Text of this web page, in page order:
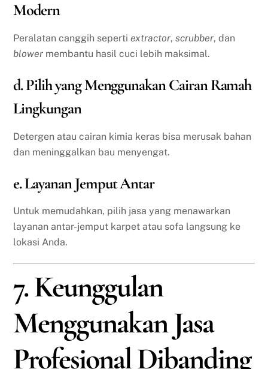
Modern
Peralatan canggih sepertiextractor,scrubber, dan
blower membantu hasil cuci lebih maksimal.
d. Pilih yang Menggunakan Cairan Ramah
Lingkungan
Detergen atau cairan kimia keras bisa merusak bahan
dan meninggalkan bau menyengat.
e. Layanan Jemput Antar
Untuk memudahkan, pilih jasa yang menawarkan
layanan antar-jemput karpet atau sofa langsung ke
lokasi Anda.
7. Keunggulan
Menggunakan Jasa
Profesional Dibanding